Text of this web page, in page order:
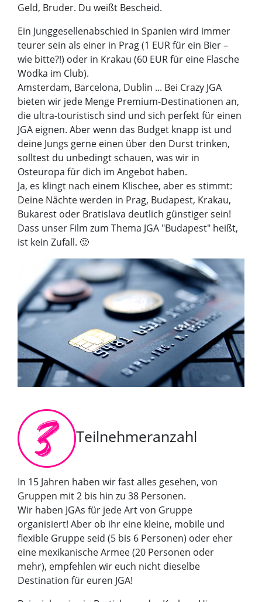
Geld, Bruder. Du weißt Bescheid.
Ein Junggesellenabschied in Spanien wird immer
teurer sein als einer in Prag (1 EUR für ein Bier –
wie bitte?!) oder in Krakau (60 EUR für eine Flasche
Wodka im Club).
Amsterdam, Barcelona, Dublin ... Bei Crazy JGA
bieten wir jede Menge Premium-Destinationen an,
die ultra-touristisch sind und sich perfekt für einen
JGA eignen. Aber wenn das Budget knapp ist und
deine Jungs gerne einen über den Durst trinken,
solltest du unbedingt schauen, was wir in
Osteuropa für dich im Angebot haben.
Ja, es klingt nach einem Klischee, aber es stimmt:
Deine Nächte werden in Prag, Budapest, Krakau,
Bukarest oder Bratislava deutlich günstiger sein!
Dass unser Film zum Thema JGA "Budapest" heißt,
ist kein Zufall. 🙂
Teilnehmeranzahl
In 15 Jahren haben wir fast alles gesehen, von
Gruppen mit 2 bis hin zu 38 Personen.
Wir haben JGAs für jede Art von Gruppe
organisiert! Aber ob ihr eine kleine, mobile und
flexible Gruppe seid (5 bis 6 Personen) oder eher
eine mexikanische Armee (20 Personen oder
mehr), empfehlen wir euch nicht dieselbe
Destination für euren JGA!